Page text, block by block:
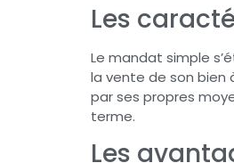
Les
Le mandat simple
la vente de son bien
par ses propres
terme.
Les